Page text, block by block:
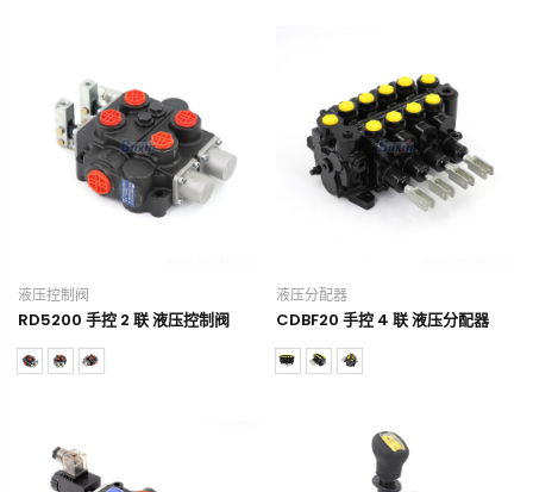
液压控制阀
RD5200 手控 2 联 液压控制阀
液压分配器
CDBF20 手控 4 联 液压分配器